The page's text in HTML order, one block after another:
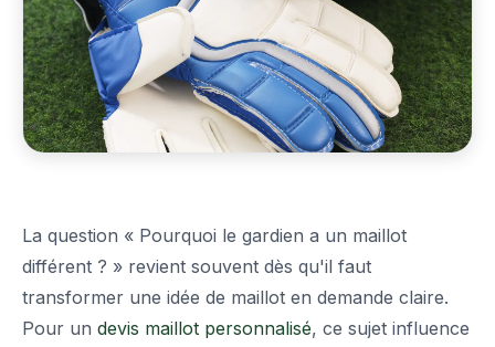
La question « Pourquoi le gardien a un maillot
différent ? » revient souvent dès qu'il faut
transformer une idée de maillot en demande claire.
Pour un devis maillot personnalisé, ce sujet influence